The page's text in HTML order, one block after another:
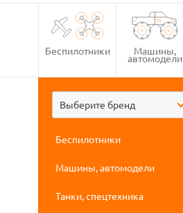
Беспилотники Машины,
автомодели
Выберите бренд
Беспилотники
Машины, автомодели
Танки, спецтехника